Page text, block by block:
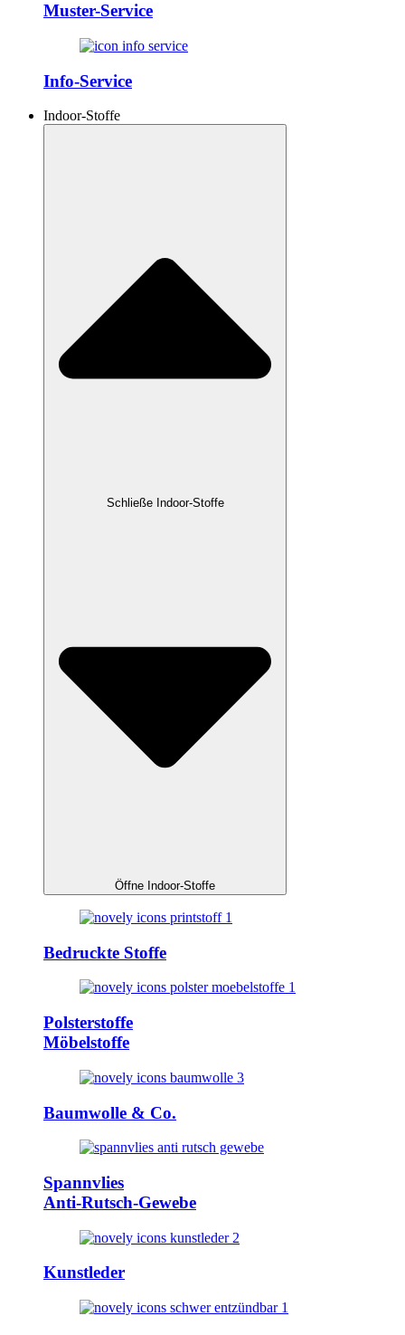
Muster-Service
Info-Service
Indoor-Stoffe
Schließe Indoor-Stoffe
Öffne Indoor-Stoffe
Bedruckte Stoffe
Polsterstoffe
Möbelstoffe
Baumwolle & Co.
Spannvlies
Anti-Rutsch-Gewebe
Kunstleder